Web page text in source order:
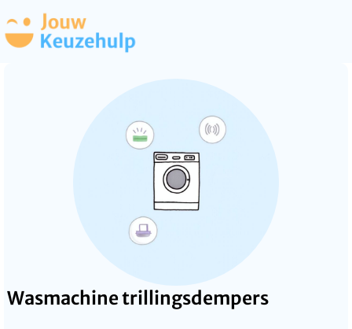
Wasmachine trillingsdempers